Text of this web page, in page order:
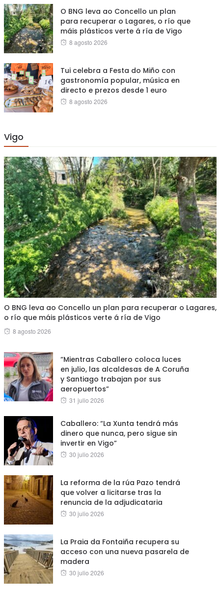
O BNG leva ao Concello un plan
para recuperar o Lagares, o río que
máis plásticos verte á ría de Vigo
Posted
8 agosto 2026
Tui celebra a Festa do Miño con
gastronomía popular, música en
directo e prezos desde 1 euro
Posted
8 agosto 2026
Vigo
O BNG leva ao Concello un plan para recuperar o Lagares,
o río que máis plásticos verte á ría de Vigo
Posted
8 agosto 2026
“Mientras Caballero coloca luces
en julio, las alcaldesas de A Coruña
y Santiago trabajan por sus
aeropuertos”
Posted
31 julio 2026
Caballero: “La Xunta tendrá más
dinero que nunca, pero sigue sin
invertir en Vigo”
Posted
30 julio 2026
La reforma de la rúa Pazo tendrá
que volver a licitarse tras la
renuncia de la adjudicataria
Posted
30 julio 2026
La Praia da Fontaiña recupera su
acceso con una nueva pasarela de
madera
Posted
30 julio 2026